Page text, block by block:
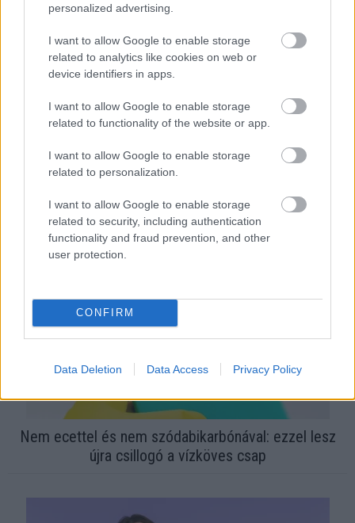
personalized advertising.
I want to allow Google to enable storage
related to analytics like cookies on web or
device identifiers in apps.
I want to allow Google to enable storage
related to functionality of the website or app.
I want to allow Google to enable storage
related to personalization.
I want to allow Google to enable storage
related to security, including authentication
functionality and fraud prevention, and other
user protection.
CONFIRM
Data Deletion Data Access Privacy Policy
Ezért párásodik be állandóan az ablak – egyszerűbb a
megoldás, mint gondolnád
Nem ecettel és nem szódabikarbónával: ezzel lesz
újra csillogó a vízköves csap